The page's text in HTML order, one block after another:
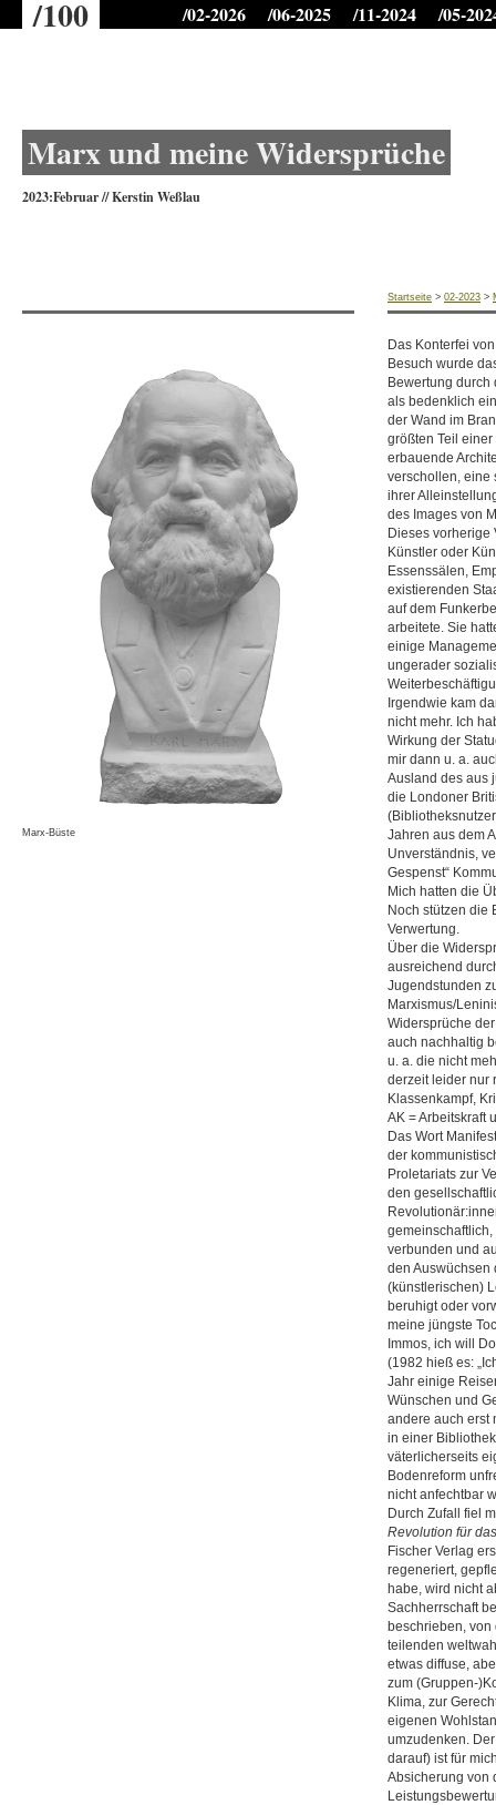
/100 /02-2026 /06-2025 /11-2024 /05-
Marx und meine Widersprüche
2023:Februar//Kerstin Weßlau
Startseite > 02-2023 >
Das Konterfei
Besuch wurde
Bewertung
als bedenklich
der Wand im
größten Teil
erbauende
verschollen, eine
ihrer
des Images von
Dieses vorherige
Künstler oder
Essenssälen,
existierenden
auf dem
arbeitete. Sie
einige
ungerader
Irgendwie kam
nicht mehr. Ich
Wirkung der
mir dann u. a.
Ausland des aus
die Londoner
Jahren aus dem
Unverständnis,
Gespenst“
Mich hatten die
Noch stützen die
Verwertung.
Über die
ausreichend
Jugendstunden
Marxismus/
Widersprüche
auch nachhaltig
u. a. die nicht
derzeit leider nur
Klassenkampf,
AK = Arbeitskraft
Das Wort
der
Proletariats zur
den
verbunden und
den Auswüchsen
(künstlerischen)
beruhigt oder
meine jüngste
Immos, ich will
(1982 hieß es:
Jahr einige
Wünschen und
andere auch erst
in einer
väterlicherseits
Bodenreform
nicht anfechtbar
Durch Zufall fiel
Revolution für
Fischer Verlag
regeneriert,
habe, wird nicht
Sachherrschaft
beschrieben, von
teilenden
etwas diffuse,
zum (Gruppen-
Klima, zur
eigenen
umzudenken.
darauf) ist für
Absicherung von
Marx-Büste